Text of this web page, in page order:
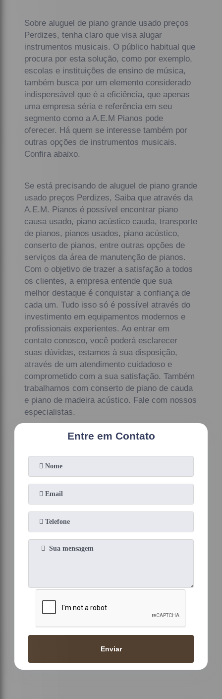
Sobre aluguel de piano grande usado preços
Perdizes, tenha claro que visa alugar
instrumentos musicais. O público habitual que
procura por esta solução, como por exemplo,
escolas e instituições de ensino de música,
também busca por um elemento considerado
indispensável que é a eficiência, que apenas
uma empresa séria e referência em seu
segmento como a A.E.M Pianos pode
oferecer. Há quem se interesse também por
outras opções de instrumentos musicais.
Confira abaixo.
Se está precisando de aluguel de piano grande
usado preços Perdizes, Saiba que através da
A.E.M. Pianos é possível encontrar piano
causa usado, piano acústico cauda, transporte
de pianos, pianos usados, piano acústico,
conserto de pianos, entre outras opções de
serviços da área de manutenção de pianos.
Com o objetivo de trazer a satisfação a todos
os clientes, a empresa entende que sua
melhor destaque é conquistar a confiança de
cada um. Tudo isso só é possível através do
investimento em equipamentos modernos e
profissionais experientes. Ao entrar em
contato conosco, você poderá esclarecer
suas dúvidas, estamos à sua disposição,
através de um atendimento cuidadoso e
comprometido com a sua satisfação. Também
trabalhamos com conserto de piano de cauda
e piano de madeira acústico. Fale com nossos
especialistas.
Entre em Contato
Enviar